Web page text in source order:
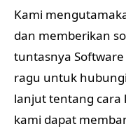
Kami
dan memberikan
tuntasnya
ragu untuk
lanjut tentang cara
kami dapat